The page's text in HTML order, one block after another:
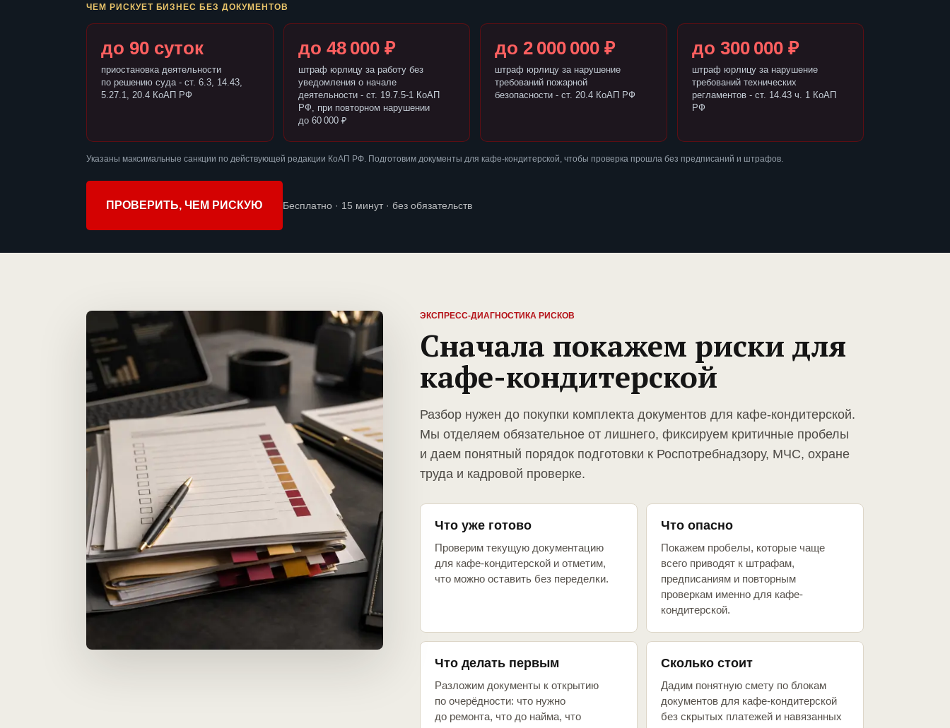
ЧЕМ РИСКУЕТ БИЗНЕС БЕЗ ДОКУМЕНТОВ
до 90 суток
приостановка деятельности
по решению суда - ст. 6.3, 14.43,
5.27.1, 20.4 КоАП РФ
до 48 000 ₽
штраф юрлицу за работу без
уведомления о начале
деятельности - ст. 19.7.5-1 КоАП
РФ, при повторном нарушении
до 60 000 ₽
до 2 000 000 ₽
штраф юрлицу за нарушение
требований пожарной
безопасности - ст. 20.4 КоАП РФ
до 300 000 ₽
штраф юрлицу за нарушение
требований технических
регламентов - ст. 14.43 ч. 1 КоАП
РФ
Указаны максимальные санкции по действующей редакции КоАП РФ. Подготовим документы для кафе-кондитерской, чтобы проверка прошла без предписаний и штрафов.
ПРОВЕРИТЬ, ЧЕМ РИСКУЮ Бесплатно · 15 минут · без обязательств
ЭКСПРЕСС-ДИАГНОСТИКА РИСКОВ
Сначала покажем риски для
кафе-кондитерской
Разбор нужен до покупки комплекта документов для кафе-кондитерской.
Мы отделяем обязательное от лишнего, фиксируем критичные пробелы
и даем понятный порядок подготовки к Роспотребнадзору, МЧС, охране
труда и кадровой проверке.
Что уже готово
Проверим текущую документацию
для кафе-кондитерской и отметим,
что можно оставить без переделки.
Что опасно
Покажем пробелы, которые чаще
всего приводят к штрафам,
предписаниям и повторным
проверкам именно для кафе-
кондитерской.
Что делать первым
Разложим документы к открытию
по очерёдности: что нужно
до ремонта, что до найма, что
Сколько стоит
Дадим понятную смету по блокам
документов для кафе-кондитерской
без скрытых платежей и навязанных